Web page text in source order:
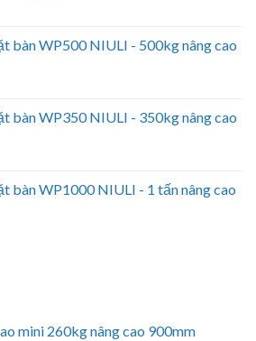
bàn WP500 NIULI - 500kg nâng cao
bàn WP350 NIULI - 350kg nâng cao
bàn WP1000 NIULI - 1 tấn nâng cao
mini 260kg nâng cao 900mm